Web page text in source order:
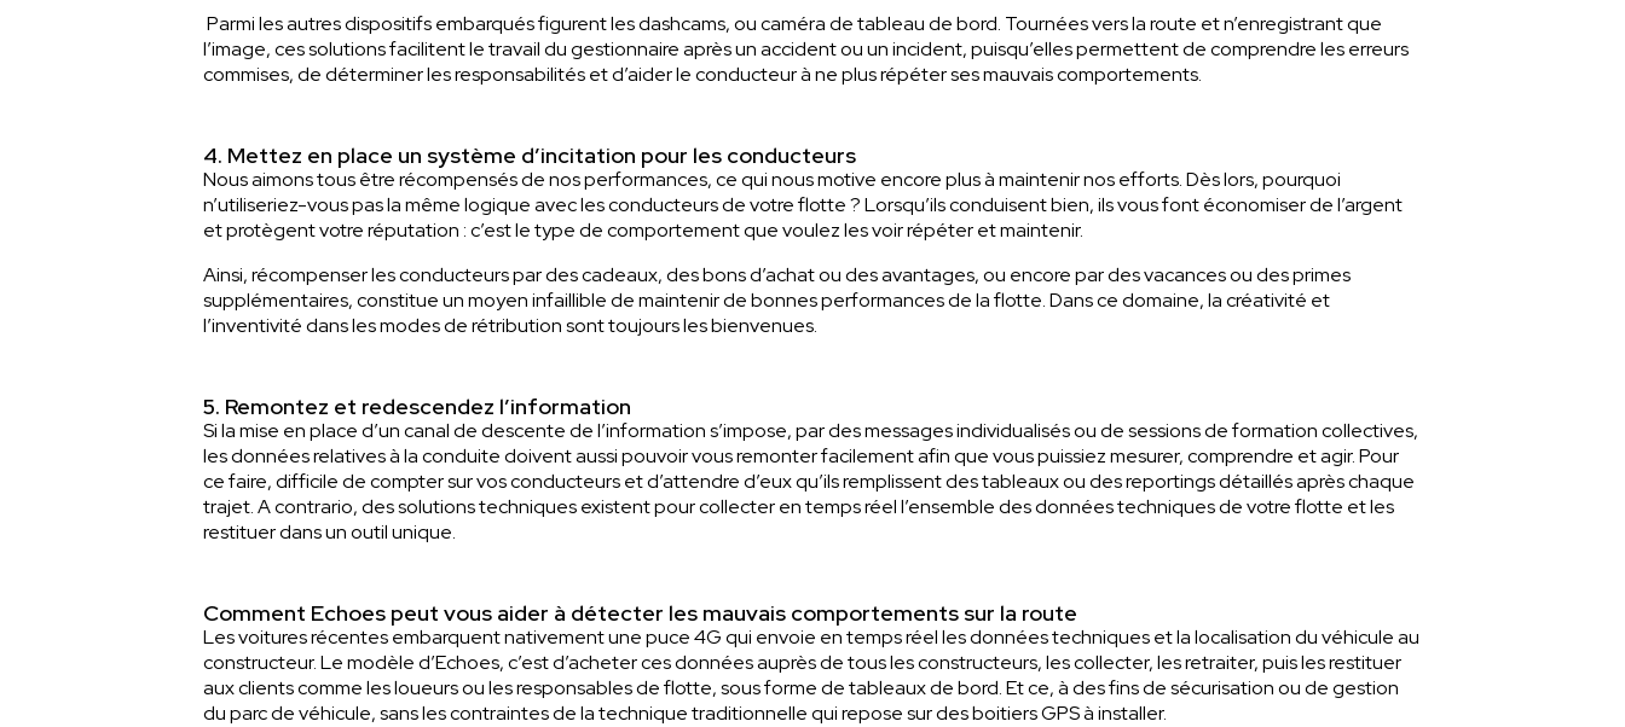
Parmi les autres dispositifs embarqués figurent les dashcams, ou caméra de tableau de bord. Tournées vers la route et n’enregistrant que
l’image, ces solutions facilitent le travail du gestionnaire après un accident ou un incident, puisqu’elles permettent de comprendre les erreurs
commises, de déterminer les responsabilités et d’aider le conducteur à ne plus répéter ses mauvais comportements.
4. Mettez en place un système d’incitation pour les conducteurs
Nous aimons tous être récompensés de nos performances, ce qui nous motive encore plus à maintenir nos efforts. Dès lors, pourquoi
n’utiliseriez-vous pas la même logique avec les conducteurs de votre flotte ? Lorsqu’ils conduisent bien, ils vous font économiser de l’argent
et protègent votre réputation : c’est le type de comportement que voulez les voir répéter et maintenir.
Ainsi, récompenser les conducteurs par des cadeaux, des bons d’achat ou des avantages, ou encore par des vacances ou des primes
supplémentaires, constitue un moyen infaillible de maintenir de bonnes performances de la flotte. Dans ce domaine, la créativité et
l’inventivité dans les modes de rétribution sont toujours les bienvenues.
5. Remontez et redescendez l’information
Si la mise en place d’un canal de descente de l’information s’impose, par des messages individualisés ou de sessions de formation collectives,
les données relatives à la conduite doivent aussi pouvoir vous remonter facilement afin que vous puissiez mesurer, comprendre et agir. Pour
ce faire, difficile de compter sur vos conducteurs et d’attendre d’eux qu’ils remplissent des tableaux ou des reportings détaillés après chaque
trajet. A contrario, des solutions techniques existent pour collecter en temps réel l’ensemble des données techniques de votre flotte et les
restituer dans un outil unique.
Comment Echoes peut vous aider à détecter les mauvais comportements sur la route
Les voitures récentes embarquent nativement une puce 4G qui envoie en temps réel les données techniques et la localisation du véhicule au
constructeur. Le modèle d’Echoes, c’est d’acheter ces données auprès de tous les constructeurs, les collecter, les retraiter, puis les restituer
aux clients comme les loueurs ou les responsables de flotte, sous forme de tableaux de bord. Et ce, à des fins de sécurisation ou de gestion
du parc de véhicule, sans les contraintes de la technique traditionnelle qui repose sur des boitiers GPS à installer.